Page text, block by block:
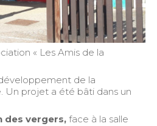
« Les Amis de la
de la
Un projet a été bâti dans un
des vergers, face à la salle